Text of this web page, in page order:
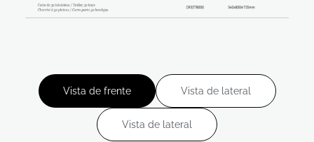
Vista de frente Vista de lateral
Vista de lateral